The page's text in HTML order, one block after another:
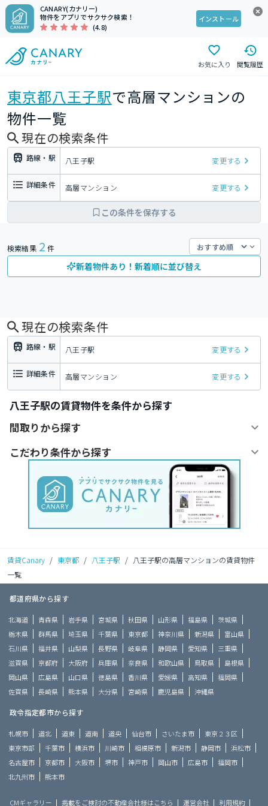
CANARY(カナリー)
物件をアプリでサクサク検索！
(4.8)
インストール
お気に入り 閲覧履歴
東京都八王子駅で高層マンションの
物件一覧
現在の検索条件
路線・駅 八王子駅 変更する
詳細条件 高層マンション 変更する
この条件を保存する
検索結果 2 件
新着物件あり！新着順に並び替え
現在の検索条件
路線・駅 八王子駅 変更する
詳細条件 高層マンション 変更する
八王子駅の賃貸物件を条件から探す
間取りから探す
こだわり条件から探す
賃貸Canary / 東京都 / 八王子駅 / 八王子駅の高層マンションの賃貸物件
一覧
都道府県から探す
北海道 青森県 岩手県 宮城県 秋田県 山形県 福島県
茨城県
栃木県
群馬県 埼玉県 千葉県 東京都 神奈川県 新潟県
富山県
石川県
福井県 山梨県 長野県 岐阜県 静岡県 愛知県
三重県
滋賀県
京都府 大阪府 兵庫県 奈良県 和歌山県 鳥取県
島根県
岡山県
広島県 山口県 徳島県 香川県 愛媛県 高知県
福岡県
佐賀県
長崎県 熊本県 大分県 宮崎県 鹿児島県 沖縄県
政令指定都市から探す
札幌市 道北 道東 道南 道央 仙台市 さいたま市
東京２３区
東京市部
千葉市 横浜市 川崎市 相模原市 新潟市 静岡市
浜松市
名古屋市
京都市 大阪市 堺市 神戸市 岡山市 広島市
福岡市
北九州市
熊本市
CMギャラリー 掲載をご検討の不動産会社様はこちら 運営会社 利用規約